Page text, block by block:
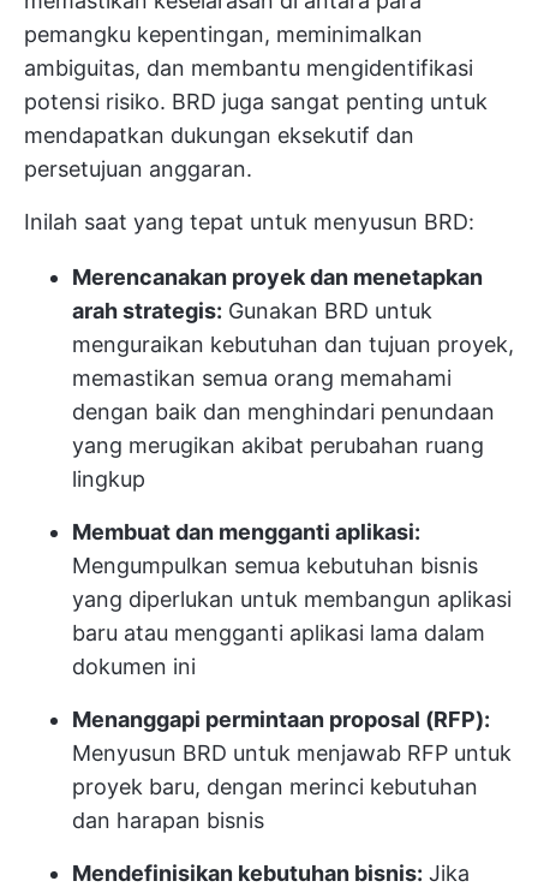
pemangku kepentingan, meminimalkan
ambiguitas, dan membantu mengidentifikasi
potensi risiko. BRD juga sangat penting untuk
mendapatkan dukungan eksekutif dan
persetujuan anggaran.
Inilah saat yang tepat untuk menyusun BRD:
Merencanakan proyek dan menetapkan
arah strategis: Gunakan BRD untuk
menguraikan kebutuhan dan tujuan proyek,
memastikan semua orang memahami
dengan baik dan menghindari penundaan
yang merugikan akibat perubahan ruang
lingkup
Membuat dan mengganti aplikasi:
Mengumpulkan semua kebutuhan bisnis
yang diperlukan untuk membangun aplikasi
baru atau mengganti aplikasi lama dalam
dokumen ini
Menanggapi permintaan proposal (RFP):
Menyusun BRD untuk menjawab RFP untuk
proyek baru, dengan merinci kebutuhan
dan harapan bisnis
Mendefinisikan kebutuhan bisnis: Jika